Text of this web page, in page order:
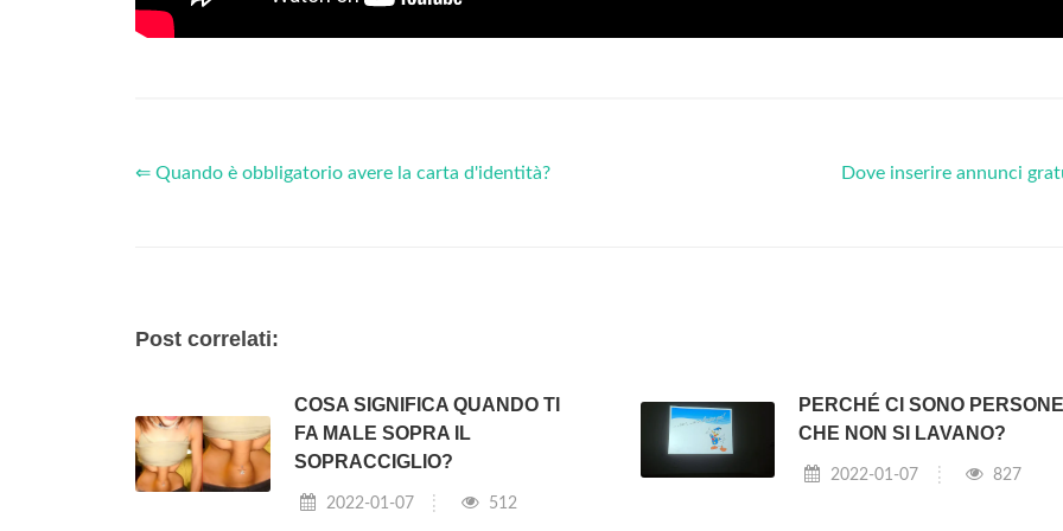
⇐ Quando è obbligatorio avere la carta d'identità? Dove inserire annunci
Post correlati:
COSA SIGNIFICA QUANDO TI
FA MALE SOPRA IL
SOPRACCIGLIO?
2022-01-07 512
PERCHÉ CI SONO PERSONE
CHE NON SI LAVANO?
2022-01-07 827